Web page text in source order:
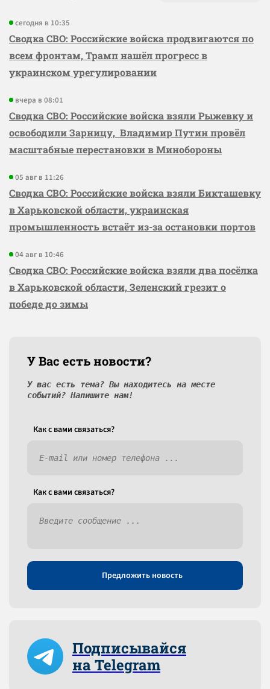
сегодня в 10:35
Сводка СВО: Российские войска продвигаются по
всем фронтам, Трамп нашёл прогресс в
украинском урегулировании
вчера в 08:01
Сводка СВО: Российские войска взяли Рыжевку и
освободили Зарницу, Владимир Путин провёл
масштабные перестановки в Минобороны
05 авг в 11:26
Сводка СВО: Российские войска взяли Бикташевку
в Харьковской области, украинская
промышленность встаёт из-за остановки портов
04 авг в 10:46
Сводка СВО: Российские войска взяли два посёлка
в Харьковской области, Зеленский грезит о
победе до зимы
У Вас есть новости?
У вас есть тема? Вы находитесь на месте
событий? Напишите нам!
Как c вами связаться?
Как c вами связаться?
Предложить новость
Подписывайся
на Telegram